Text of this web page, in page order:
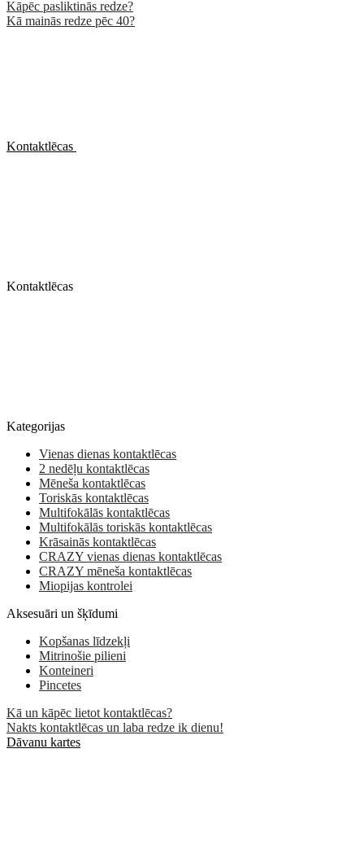
Kāpēc pasliktinās redze?
Kā mainās redze pēc 40?
Kontaktlēcas
Kontaktlēcas
Kategorijas
Vienas dienas kontaktlēcas
2 nedēļu kontaktlēcas
Mēneša kontaktlēcas
Toriskās kontaktlēcas
Multifokālās kontaktlēcas
Multifokālās toriskās kontaktlēcas
Krāsainās kontaktlēcas
CRAZY vienas dienas kontaktlēcas
CRAZY mēneša kontaktlēcas
Miopijas kontrolei
Aksesuāri un šķīdumi
Kopšanas līdzekļi
Mitrinošie pilieni
Konteineri
Pincetes
Kā un kāpēc lietot kontaktlēcas?
Nakts kontaktlēcas un laba redze ik dienu!
Dāvanu kartes